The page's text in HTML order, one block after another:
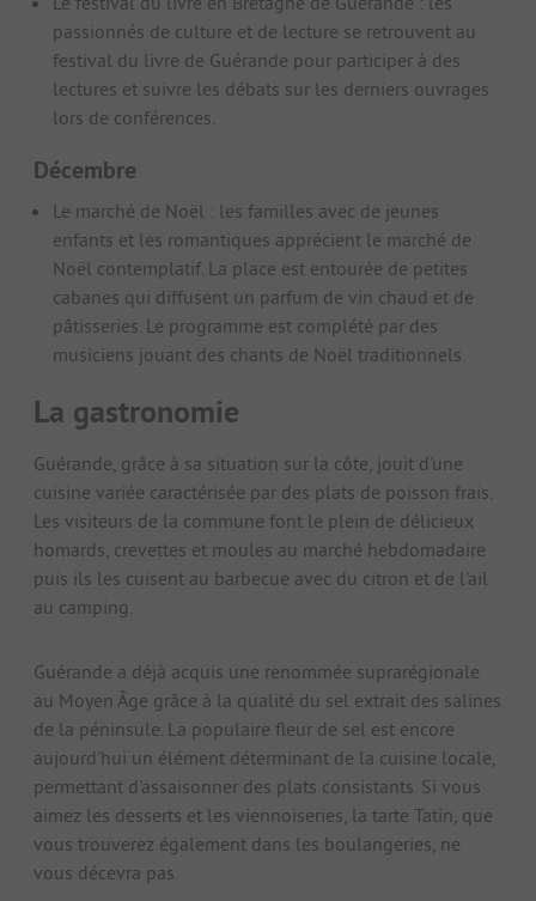
passionnés de culture et de lecture se retrouvent au
festival du livre de Guérande pour participer à des
lectures et suivre les débats sur les derniers ouvrages
lors de conférences.
Décembre
Le marché de Noël : les familles avec de jeunes
enfants et les romantiques apprécient le marché de
Noël contemplatif. La place est entourée de petites
cabanes qui diffusent un parfum de vin chaud et de
pâtisseries. Le programme est complété par des
musiciens jouant des chants de Noël traditionnels.
La gastronomie
Guérande, grâce à sa situation sur la côte, jouit d'une
cuisine variée caractérisée par des plats de poisson frais.
Les visiteurs de la commune font le plein de délicieux
homards, crevettes et moules au marché hebdomadaire
puis ils les cuisent au barbecue avec du citron et de l'ail
au camping.
Guérande a déjà acquis une renommée suprarégionale
au Moyen Âge grâce à la qualité du sel extrait des salines
de la péninsule. La populaire fleur de sel est encore
aujourd'hui un élément déterminant de la cuisine locale,
permettant d'assaisonner des plats consistants. Si vous
aimez les desserts et les viennoiseries, la tarte Tatin, que
vous trouverez également dans les boulangeries, ne
vous décevra pas.